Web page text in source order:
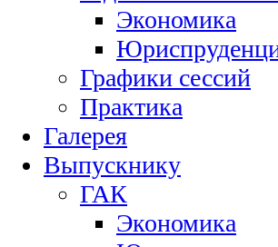
Экономика
Графики сессий
Практика
Галерея
Выпускнику
ГАК
Экономика